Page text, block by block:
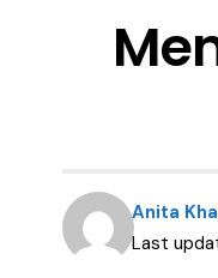
Last
Anita